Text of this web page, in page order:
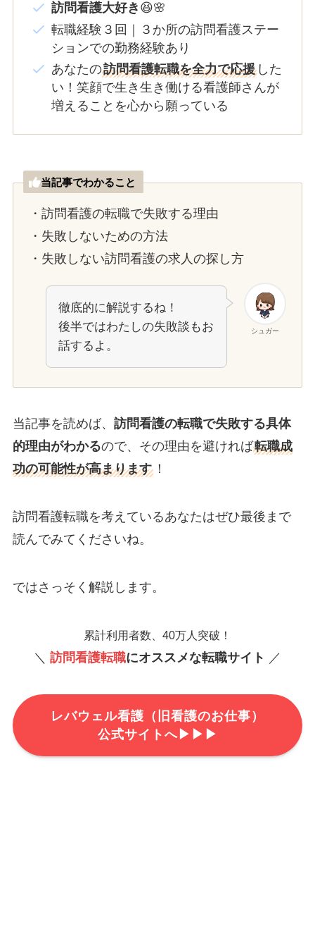
訪問看護大好き 😆🌸
転職経験３回｜３か所の訪問看護ステー
ションでの勤務経験あり
あなたの訪問看護転職を全力で応援した
い！笑顔で生き生き働ける看護師さんが
増えることを心から願っている
当記事でわかること
・訪問看護の転職で失敗する理由
・失敗しないための方法
・失敗しない訪問看護の求人の探し方
シュガー
徹底的に解説するね！
後半ではわたしの失敗談もお
話するよ。
当記事を読めば、 訪問看護の転職で失敗する具体
的理由がわかるので、その理由を避ければ転職成
功の可能性が高まります！
訪問看護転職を考えているあなたはぜひ最後まで
読んでみてくださいね。
ではさっそく解説します。
累計利用者数、40万人突破！
＼ 訪問看護転職にオススメな転職サイト ／
レバウェル看護（旧看護のお仕事）
公式サイトへ▶▶▶